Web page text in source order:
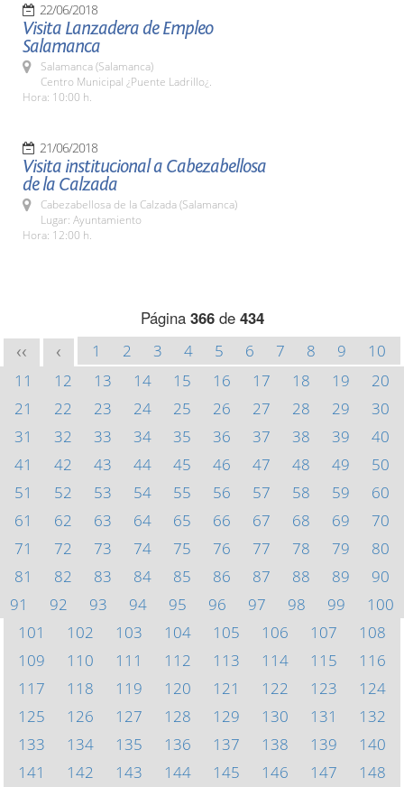
22/06/2018
Visita Lanzadera de Empleo
Salamanca
Salamanca (Salamanca)
Centro Municipal ¿Puente Ladrillo¿.
Hora: 10:00 h.
21/06/2018
Visita institucional a Cabezabellosa
de la Calzada
Cabezabellosa de la Calzada (Salamanca)
Lugar: Ayuntamiento
Hora: 12:00 h.
Página 366de 434
<< < 1 2 3 4 5 6 7 8 9
10
11
12 13 14 15 16 17 18 19
20
21
22 23 24 25 26 27 28 29
30
31
32 33 34 35 36 37 38 39
40
41
42 43 44 45 46 47 48 49
50
51
52 53 54 55 56 57 58 59
60
61
62 63 64 65 66 67 68 69
70
71
72 73 74 75 76 77 78 79
80
81
82 83 84 85 86 87 88 89
90
91
92 93 94 95 96 97 98 99
100
101
102 103 104 105 106 107
108
109
110 111 112 113 114 115
116
117
118 119 120 121 122 123
124
125
126 127 128 129 130 131
132
133
134 135 136 137 138 139
140
141
142 143 144 145 146 147
148